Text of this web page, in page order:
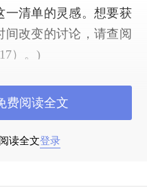
一清单的灵感。想要获
改变的讨论，请查阅
）。)
约翰·内维尔·凯恩斯
一位经济学家和哲学
读全文登录
费阅读全文